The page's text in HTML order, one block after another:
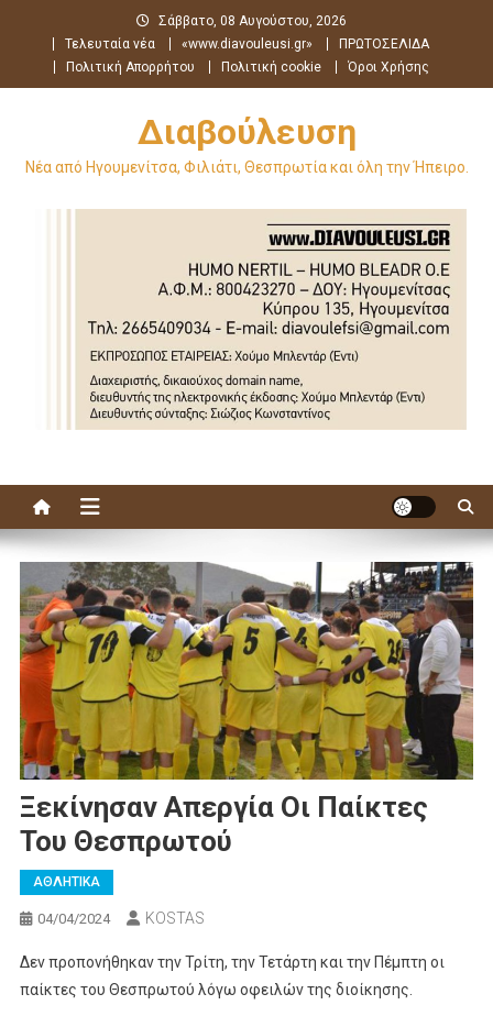
περιεχόμενο
Σάββατο, 08 Αυγούστου, 2026
Τελευταία νέα
«www.diavouleusi.gr»
ΠΡΩΤΟΣΕΛΙΔΑ
Πολιτική Απορρήτου
Πολιτική cookie Όροι Χρήσης
Διαβούλευση
Νέα από Ηγουμενίτσα, Φιλιάτι, Θεσπρωτία και όλη την Ήπειρο.
Ξεκίνησαν Απεργία Οι Παίκτες
Του Θεσπρωτού
ΑΘΛΗΤΙΚΑ
04/04/2024 KOSTAS
Δεν προπονήθηκαν την Τρίτη, την Τετάρτη και την Πέμπτη οι
παίκτες του Θεσπρωτού λόγω οφειλών της διοίκησης.